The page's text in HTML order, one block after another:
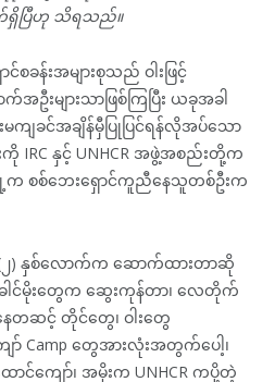
ရှိပြီဟု သိရသည်။
ခန်းအများစုသည် ဝါးဖြင့်
းများသာဖြစ်ကြပြီး ယခုအခါ
မကျခင်အချိန်မှီပြုပြင်ရန်လိုအပ်သော
းကို IRC နှင့် UNHCR အဖွဲ့အစည်းတို့က
စစ်ဘေးရှောင်ကူညီနေသူတစ်ဦးက
နှစ်လောက်က ဆောက်ထားတာဆို
ါင်မိုးတွေက ဆွေးကုန်တာ၊ လေတိုက်
ေတဆင့် တိုင်တွေ၊ ဝါးတွေ
Camp တွေအားလုံးအတွက်ပေါ့၊
င်ကျော်၊ အမိုးက UNHCR ကပို့တဲ့